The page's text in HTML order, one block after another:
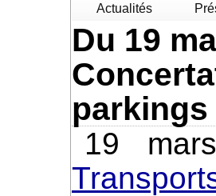
Actualités
Du 19
19